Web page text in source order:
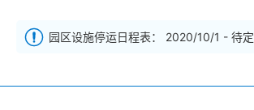
园区设施停运日程表： 2020/10/1 - 待定